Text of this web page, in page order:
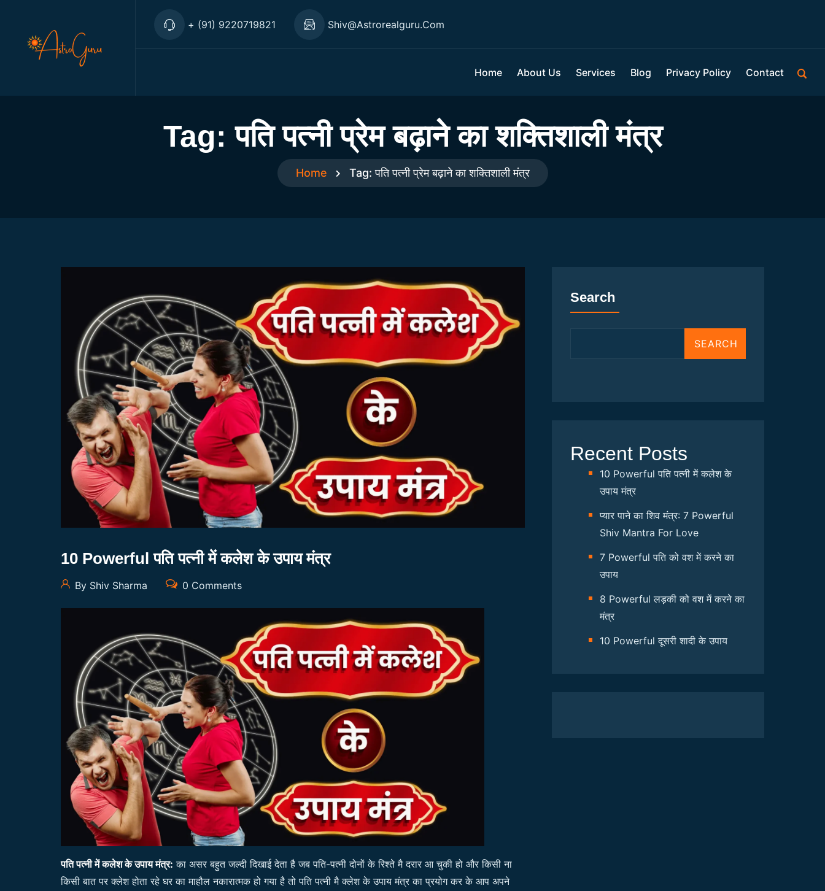
+ (91) 9220719821 Shiv@astrorealguru.com
Home About Us Services Blog Privacy Policy Contact
Tag:पति पत्नी प्रेम बढ़ाने का शक्तिशाली मंत्र
Home Tag:पति पत्नी प्रेम बढ़ाने का शक्तिशाली मंत्र
10 Powerful पति पत्नी में कलेश के उपाय मंत्र
By Shiv Sharma 0 Comments
पति पत्नी में कलेश के उपाय मंत्र: का असर बहुत जल्दी दिखाई देता है जब पति-पत्नी दोनों के रिश्ते मै दरार आ चुकी हो और किसी ना
किसी बात पर क्लेश होता रहे घर का माहौल नकारात्मक हो गया है तो पति पत्नी मै क्लेश के उपाय मंत्र का प्रयोग कर के आप अपने
Search
SEARCH
Recent Posts
10 Powerful पति पत्नी में कलेश के
उपाय मंत्र
प्यार पाने का शिव मंत्र: 7 Powerful
Shiv Mantra For Love
7 Powerful पति को वश में करने का
उपाय
8 Powerful लड़की को वश में करने का
मंत्र
10 Powerful दूसरी शादी के उपाय